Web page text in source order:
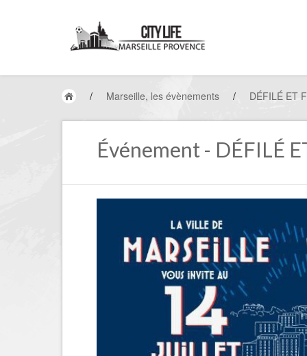
/ Marseille, les évènements / DÉFILÉ ET
Événement - DÉFILÉ